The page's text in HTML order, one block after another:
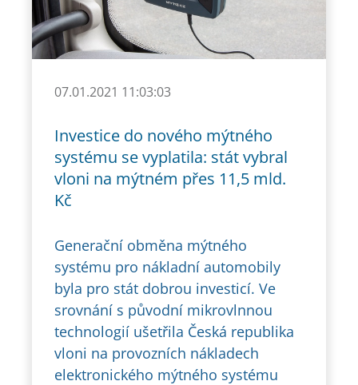
07.01.2021 11:03:03
Investice do nového mýtného
systému se vyplatila: stát vybral
vloni na mýtném přes 11,5 mld.
Kč
Generační obměna mýtného
systému pro nákladní automobily
byla pro stát dobrou investicí. Ve
srovnání s původní mikrovlnnou
technologií ušetřila Česká republika
vloni na provozních nákladech
elektronického mýtného systému